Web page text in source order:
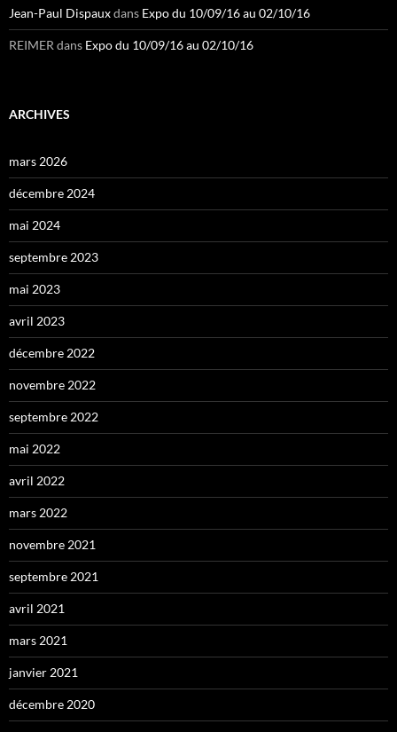
Jean-Paul Dispauxdans Expo du 10/09/16 au 02/10/16
REIMER dans Expo du 10/09/16 au 02/10/16
ARCHIVES
mars 2026
décembre 2024
mai 2024
septembre 2023
mai 2023
avril 2023
décembre 2022
novembre 2022
septembre 2022
mai 2022
avril 2022
mars 2022
novembre 2021
septembre 2021
avril 2021
mars 2021
janvier 2021
décembre 2020